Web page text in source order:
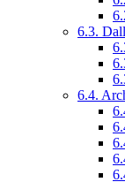
6.3.
6.4.